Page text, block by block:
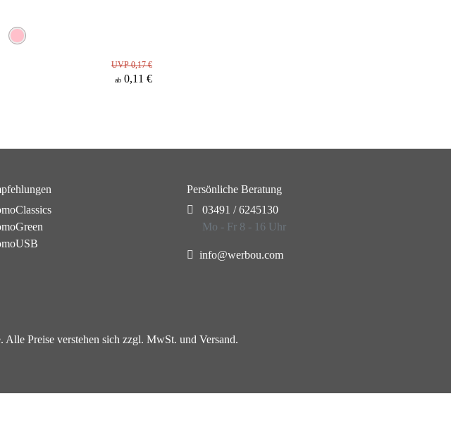
UVP 0,17 €
ab 0,11 €
Persönliche Beratung
03491 / 6245130
Mo - Fr 8 - 16 Uhr
info@werbou.com
Preise verstehen sich zzgl. MwSt. und Versand.